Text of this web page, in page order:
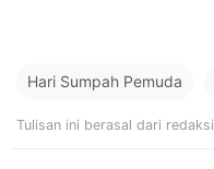
Hari Sumpah Pemuda
Tulisan ini berasal dari redaksi